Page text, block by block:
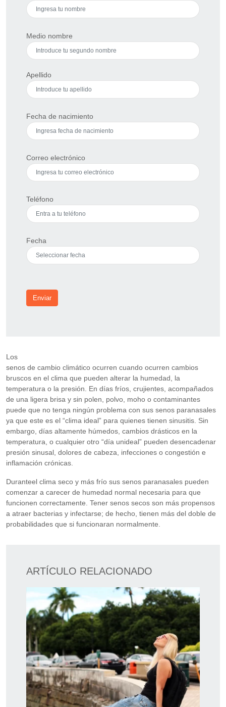
Medio nombre
Apellido
Fecha de nacimiento
Correo electrónico
Teléfono
Fecha
Enviar
Los
senos de cambio climático ocurren cuando ocurren cambios
bruscos en el clima que pueden alterar la humedad, la
temperatura o la presión. En días fríos, crujientes, acompañados
de una ligera brisa y sin polen, polvo, moho o contaminantes
puede que no tenga ningún problema con sus senos paranasales
ya que este es el “clima ideal” para quienes tienen sinusitis. Sin
embargo, días altamente húmedos, cambios drásticos en la
temperatura, o cualquier otro “día unideal” pueden desencadenar
presión sinusal, dolores de cabeza, infecciones o congestión e
inflamación crónicas.
Duranteel clima seco y más frío sus senos paranasales pueden
comenzar a carecer de humedad normal necesaria para que
funcionen correctamente. Tener senos secos son más propensos
a atraer bacterias y infectarse; de hecho, tienen más del doble de
probabilidades que si funcionaran normalmente.
ARTÍCULO RELACIONADO